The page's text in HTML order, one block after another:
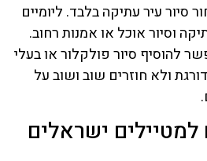
סיור עיר עתיקה בלבד. ליומיים
וסיור אוכל או אמנות רחוב.
להוסיף סיור פולקלור או בעלי
ולא חוזרים שוב ושוב על
ישראלים